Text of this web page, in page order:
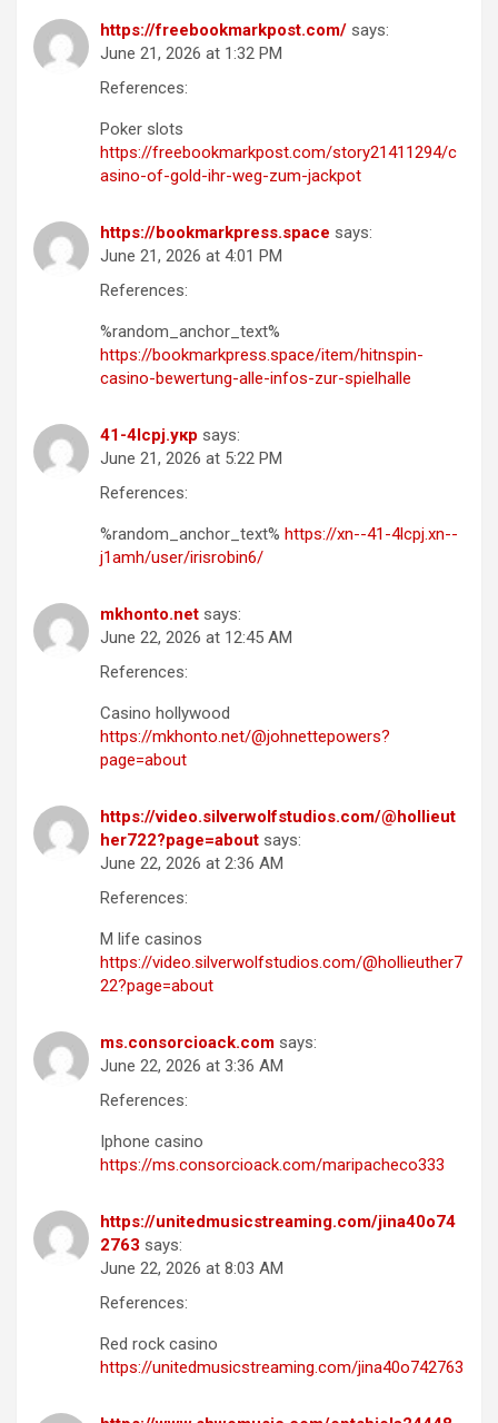
https://freebookmarkpost.com/ says:
June 21, 2026 at 1:32 PM
References:
Poker slots
https://freebookmarkpost.com/story21411294/c
asino-of-gold-ihr-weg-zum-jackpot
https://bookmarkpress.space says:
June 21, 2026 at 4:01 PM
References:
%random_anchor_text%
https://bookmarkpress.space/item/hitnspin-
casino-bewertung-alle-infos-zur-spielhalle
41-4lcpj.укр says:
June 21, 2026 at 5:22 PM
References:
%random_anchor_text% https://xn--41-4lcpj.xn--
j1amh/user/irisrobin6/
mkhonto.net says:
June 22, 2026 at 12:45 AM
References:
Casino hollywood
https://mkhonto.net/@johnettepowers?
page=about
https://video.silverwolfstudios.com/@hollieut
her722?page=about says:
June 22, 2026 at 2:36 AM
References:
M life casinos
https://video.silverwolfstudios.com/@hollieuther7
22?page=about
ms.consorcioack.com says:
June 22, 2026 at 3:36 AM
References:
Iphone casino
https://ms.consorcioack.com/maripacheco333
https://unitedmusicstreaming.com/jina40o74
2763 says:
June 22, 2026 at 8:03 AM
References:
Red rock casino
https://unitedmusicstreaming.com/jina40o742763